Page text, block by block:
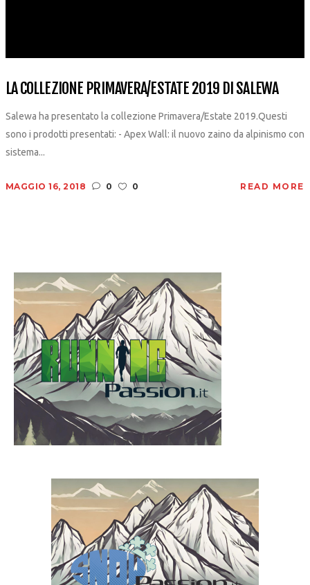
LA COLLEZIONE PRIMAVERA/ESTATE 2019 DI SALEWA
Salewa ha presentato la collezione Primavera/Estate 2019.Questi
sono i prodotti presentati: - Apex Wall: il nuovo zaino da alpinismo con
sistema...
MAGGIO 16, 2018 0 0 READ MORE